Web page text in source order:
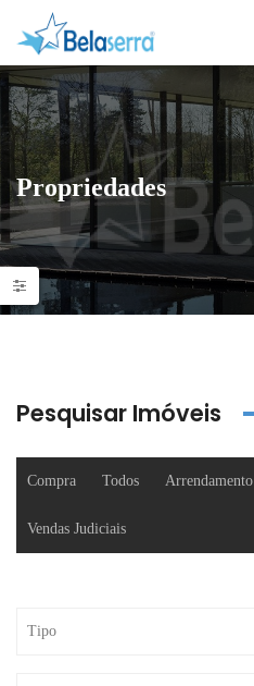
Propriedades
Pesquisar Imóveis
Compra Todos Arrendamento
Vendas Judiciais